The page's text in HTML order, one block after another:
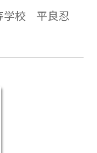
的に記し
い。
学校 平良忍